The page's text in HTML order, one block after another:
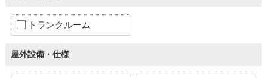
トランクルーム
屋外設備・仕様